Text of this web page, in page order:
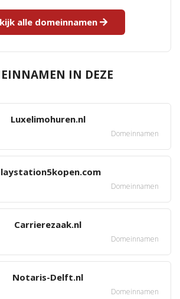
alle domeinnamen
IN DEZE
Luxelimohuren.nl
Domeinnamen
Domeinnamen
Carrierezaak.nl
Domeinnamen
Notaris-Delft.nl
Domeinnamen